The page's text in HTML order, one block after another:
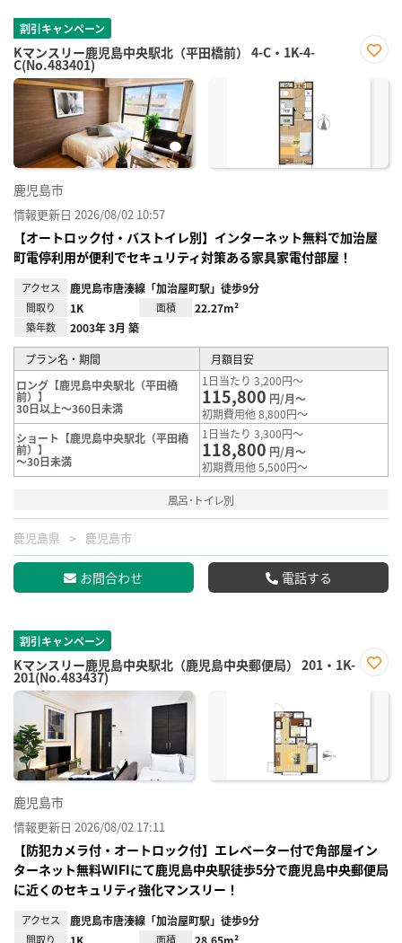
割引キャンペーン
Kマンスリー鹿児島中央駅北（平田橋前） 4-C・1K-4-
C(No.483401)
に入
鹿児島市
情報更新日 2026/08/02 10:57
【オートロック付・バストイレ別】インターネット無料で加治屋
町電停利用が便利でセキュリティ対策ある家具家電付部屋！
アクセス 鹿児島市唐湊線「加治屋町駅」徒歩9分
間取り 1K 面積 22.27m²
築年数 2003年 3月 築
プラン名・期間
月額目安
ロング【鹿児島中央駅北（平田橋
前）】
30日以上～360日未満
1日当たり 3,200円～
115,800 円/月～
初期費用他 8,800円～
ショート【鹿児島中央駅北（平田橋
前）】
～30日未満
1日当たり 3,300円～
118,800 円/月～
初期費用他 5,500円～
風呂･トイレ別
鹿児島県 鹿児島市
お問合わせ 電話する
割引キャンペーン
Kマンスリー鹿児島中央駅北（鹿児島中央郵便局） 201・1K-
201(No.483437)
に入
鹿児島市
情報更新日 2026/08/02 17:11
【防犯カメラ付・オートロック付】エレベーター付で角部屋イン
ターネット無料ＷIFIにて鹿児島中央駅徒歩5分で鹿児島中央郵便局
に近くのセキュリティ強化マンスリー！
アクセス 鹿児島市唐湊線「加治屋町駅」徒歩9分
間取り 面積